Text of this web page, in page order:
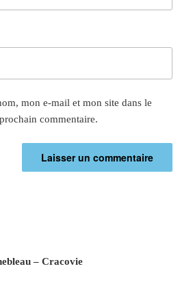
mon e-mail et mon site dans le
commentaire.
– Cracovie​